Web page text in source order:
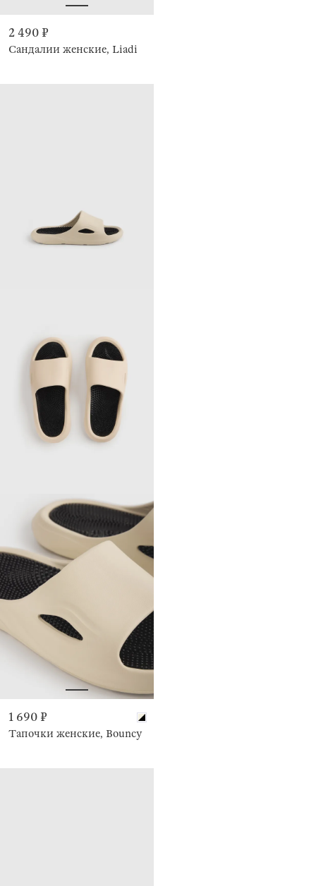
2 490 ₽
Сандалии женские, Liadi
1 690 ₽
Тапочки женские, Bouncy